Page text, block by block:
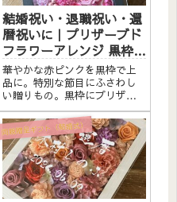
結婚祝い・退職祝い・還
暦祝いに｜プリザーブド
フラワーアレンジ 黒枠
〈赤ピンク〉文字入れ
華やかな赤ピンクを黒枠で上
品に。特別な節目にふさわし
い贈りもの。黒枠にプリザー
ブドフラワーと造花をたっぷ
りアレンジしました。アクリ
ルプレートへのメッセージ入
れ無料。自立するので壁かけ
でも置き型でも飾れます。こ
んな方へ結婚祝い・結婚記念
日のお...
両親贈呈ギフト（結婚式）